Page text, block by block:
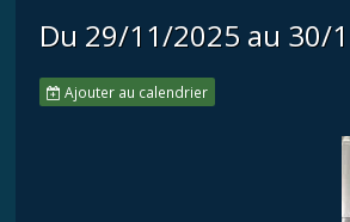
Du 29/11/2025 au 30/
Ajouter au calendrier